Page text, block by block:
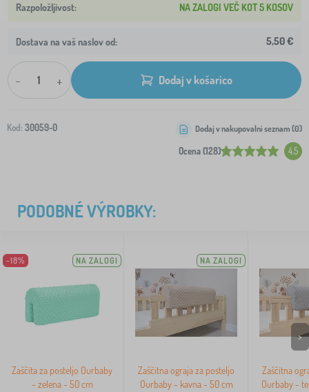
NA ZALOGI VEČ KOT 5 KOSOV
Dostava na vaš naslov od: 5,50 €
- + Dodaj v košarico
Kod: 30059-0
Ocena (128) 4.5
Dodaj v nakupovalni seznam (0)
PODOBNÉ VÝROBKY:
-18% NA ZALOGI
Zaščita za posteljo Ourbaby
- zelena - 50 cm
NA ZALOGI
Zaščitna ograja za posteljo
Ourbaby - kavna - 50 cm
Zaščitna
Ourbaby -
>